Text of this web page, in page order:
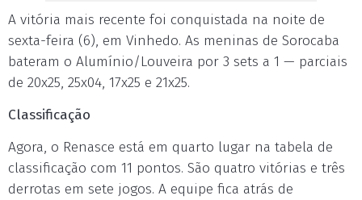
A vitória mais recente foi conquistada na noite de
sexta-feira (6), em Vinhedo. As meninas de Sorocaba
bateram o Alumínio/Louveira por 3 sets a 1 — parciais
de 20x25, 25x04, 17x25 e 21x25.
Classificação
Agora, o Renasce está em quarto lugar na tabela de
classificação com 11 pontos. São quatro vitórias e três
derrotas em sete jogos. A equipe fica atrás de